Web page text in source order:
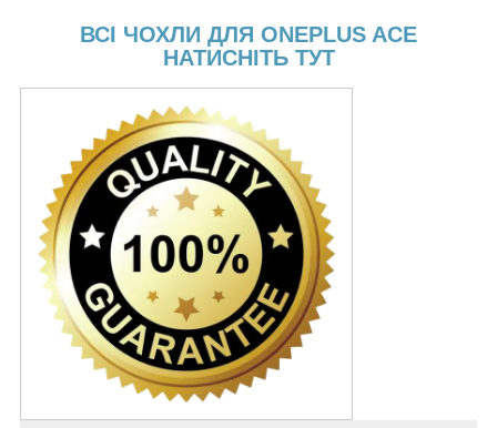
ВСІ ЧОХЛИ ДЛЯ ONEPLUS ACE
НАТИСНІТЬ ТУТ